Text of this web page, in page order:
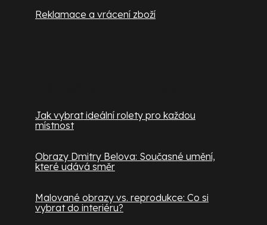
Reklamace a vrácení zboží
Jak vybrat ideální rolety pro každou
místnost
Obrazy Dmitry Belova: Současné umění,
které udává směr
Malované obrazy vs. reprodukce: Co si
vybrat do interiéru?